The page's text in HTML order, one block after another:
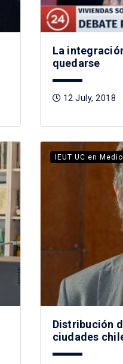
La
quedarse
12 July, 2018
IEUT UC en
Distribución
ciudades